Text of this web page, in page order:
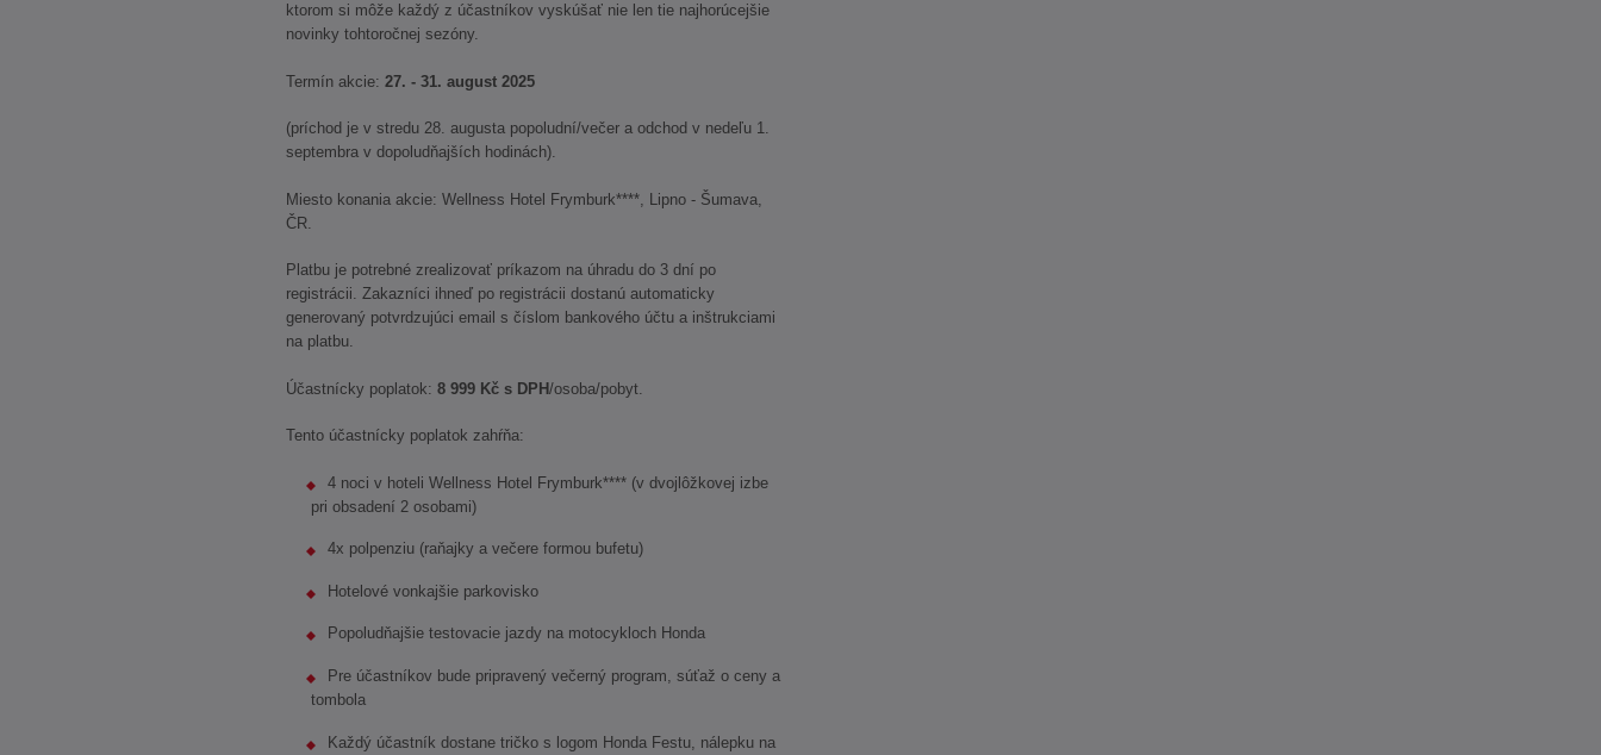
ktorom si môže každý z účastníkov vyskúšať nie len tie najhorúcejšie
novinky tohtoročnej sezóny.
Termín akcie: 27. - 31. august 2025
(príchod je v stredu 28. augusta popoludní/večer a odchod v nedeľu 1.
septembra v dopoludňajších hodinách).
Miesto konania akcie: Wellness Hotel Frymburk****, Lipno - Šumava,
ČR.
Platbu je potrebné zrealizovať príkazom na úhradu do 3 dní po
registrácii. Zakazníci ihneď po registrácii dostanú automaticky
generovaný potvrdzujúci email s číslom bankového účtu a inštrukciami
na platbu.
Účastnícky poplatok: 8 999 Kč s DPH/osoba/pobyt.
Tento účastnícky poplatok zahŕňa:
4 noci v hoteli Wellness Hotel Frymburk**** (v dvojlôžkovej izbe
pri obsadení 2 osobami)
4x polpenziu (raňajky a večere formou bufetu)
Hotelové vonkajšie parkovisko
Popoludňajšie testovacie jazdy na motocykloch Honda
Pre účastníkov bude pripravený večerný program, súťaž o ceny a
tombola
Každý účastník dostane tričko s logom Honda Festu, nálepku na